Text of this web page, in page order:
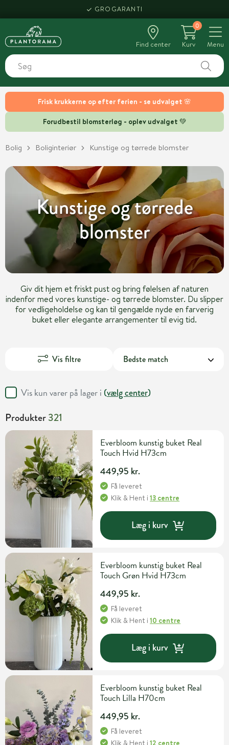
Frisk krukkerne op efter ferien - se udvalget 🌸
Forudbestil blomsterløg - oplev udvalget 💚
HENT SAMME DAG
Find center
0
Kurv
Menu
Bolig Boliginteriør Kunstige og tørrede blomster
Kunstige og tørrede
blomster
Giv dit hjem et friskt pust og bring følelsen af naturen
indenfor med vores kunstige- og tørrede blomster. Du slipper
for vedligeholdelse og kan til gengælde nyde en farverig
buket eller elegante arrangementer til evig tid.
Vis filtre
Vis kun varer på lager i (vælg center)
Produkter321
Everbloom kunstig buket Real
Touch Hvid H73cm
449,95 kr.
Få leveret
Klik & Hent i13 centre
Læg i kurv
Everbloom kunstig buket Real
Touch Grøn Hvid H73cm
449,95 kr.
Få leveret
Klik & Hent i10 centre
Læg i kurv
Everbloom kunstig buket Real
Touch Lilla H70cm
449,95 kr.
Få leveret
Klik & Hent i12 centre